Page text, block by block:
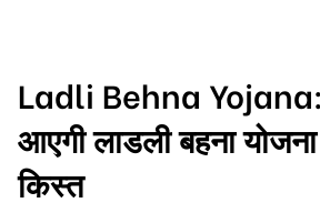
Ladli Behna Yojana:
आएगी लाडली बहना
किस्त